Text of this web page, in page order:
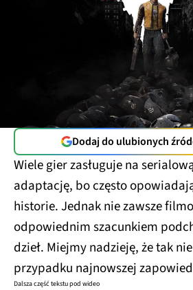
Dodaj do ulubionych
Wiele gier zasługuje na
adaptację, bo często
historie. Jednak nie zawsze
odpowiednim szacunkiem
dzieł. Miejmy nadzieję, że tak
przypadku najnowszej
Dalsza część tekstu pod wideo